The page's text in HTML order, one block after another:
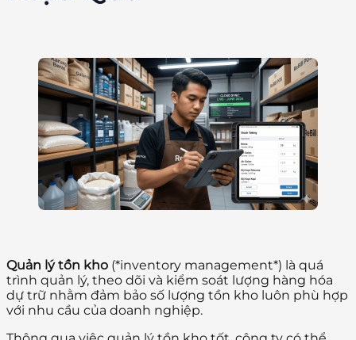
Quản lý tồn kho (*inventory management*) là quá
trình quản lý, theo dõi và kiểm soát lượng hàng hóa
dự trữ nhằm đảm bảo số lượng tồn kho luôn phù hợp
với nhu cầu của doanh nghiệp.